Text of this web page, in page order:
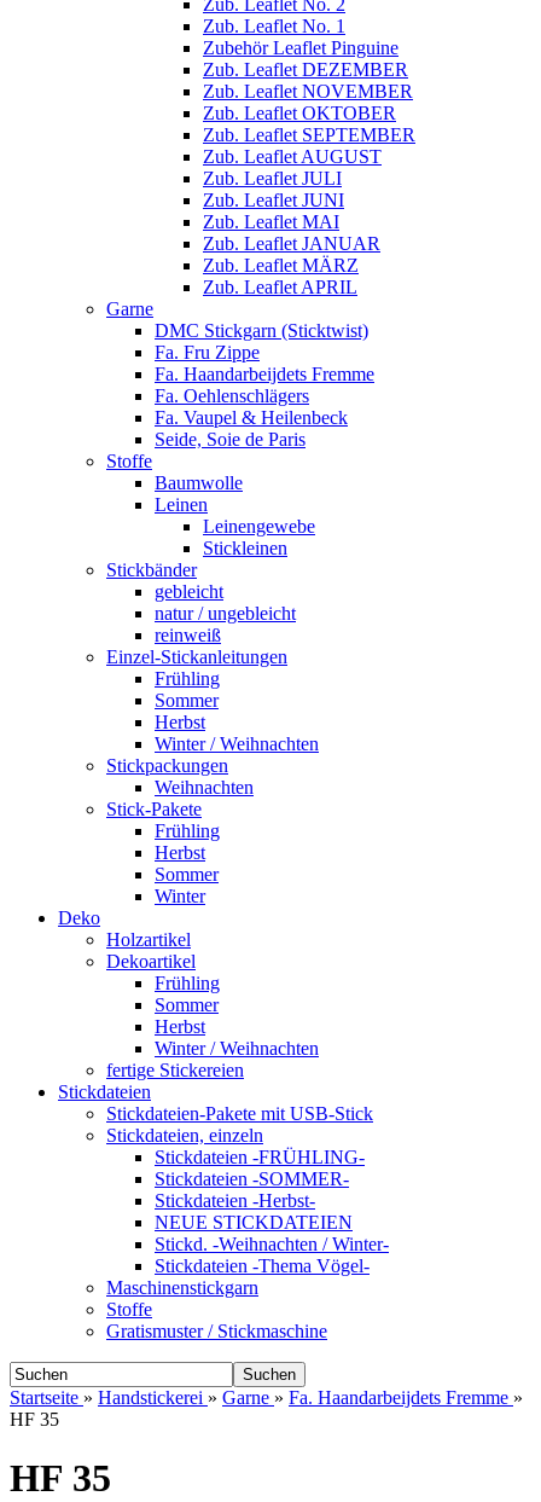
Zub. Leaflet No. 1
Zubehör Leaflet Pinguine
Zub. Leaflet DEZEMBER
Zub. Leaflet NOVEMBER
Zub. Leaflet OKTOBER
Zub. Leaflet SEPTEMBER
Zub. Leaflet AUGUST
Zub. Leaflet JULI
Zub. Leaflet JUNI
Zub. Leaflet MAI
Zub. Leaflet JANUAR
Zub. Leaflet MÄRZ
Zub. Leaflet APRIL
Garne
DMC Stickgarn (Sticktwist)
Fa. Fru Zippe
Fa. Haandarbeijdets Fremme
Fa. Oehlenschlägers
Fa. Vaupel & Heilenbeck
Seide, Soie de Paris
Stoffe
Baumwolle
Leinen
Leinengewebe
Stickleinen
Stickbänder
gebleicht
natur / ungebleicht
reinweiß
Einzel-Stickanleitungen
Frühling
Sommer
Herbst
Winter / Weihnachten
Stickpackungen
Weihnachten
Stick-Pakete
Frühling
Herbst
Sommer
Winter
Deko
Holzartikel
Dekoartikel
Frühling
Sommer
Herbst
Winter / Weihnachten
fertige Stickereien
Stickdateien
Stickdateien-Pakete mit USB-Stick
Stickdateien, einzeln
Stickdateien -FRÜHLING-
Stickdateien -SOMMER-
Stickdateien -Herbst-
NEUE STICKDATEIEN
Stickd. -Weihnachten / Winter-
Stickdateien -Thema Vögel-
Maschinenstickgarn
Stoffe
Gratismuster / Stickmaschine
Suchen
Startseite » Handstickerei » Garne » Fa. Haandarbeijdets Fremme »
HF 35
HF 35